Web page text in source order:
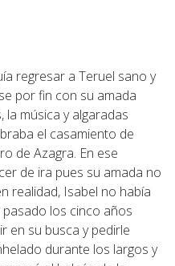
regresar a Teruel sano y
por fin con su amada
la música y algaradas
el casamiento de
de Azagra. En ese
de ira pues su amada no
realidad, Isabel no había
los cinco años
en su busca y pedirle
durante los largos y